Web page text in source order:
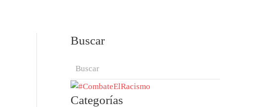
Buscar
Categorías